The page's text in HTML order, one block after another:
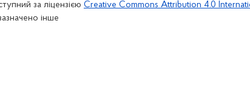
за ліцензією Creative Commons Attribution 4.0
інше